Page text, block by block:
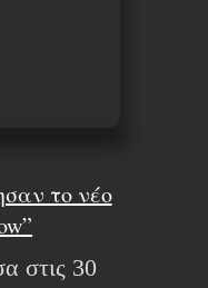
το νέο
στις 30